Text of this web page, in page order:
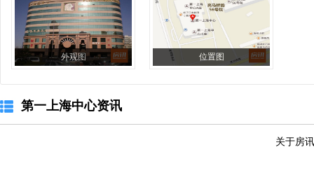
外观图 位置图
第一上海中心资讯
关于房讯